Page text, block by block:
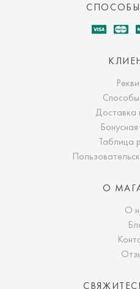
Доставка
Таблица
О
О